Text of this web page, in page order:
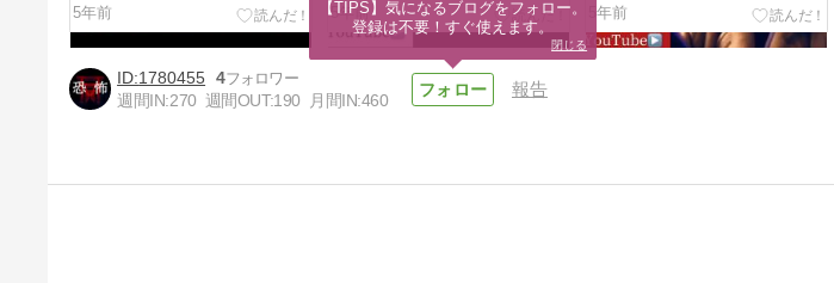
5年前 5年前 5年前
1780455 4
週間IN:270 週間OUT:190 月間IN:460
報告
【TIPS】気になるブログをフォロー。
登録は不要！すぐ使えます。
閉じる